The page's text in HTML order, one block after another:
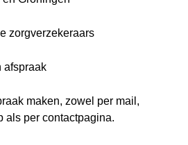
zorgverzekeraars
afspraak
maken, zowel per mail,
als per contactpagina.